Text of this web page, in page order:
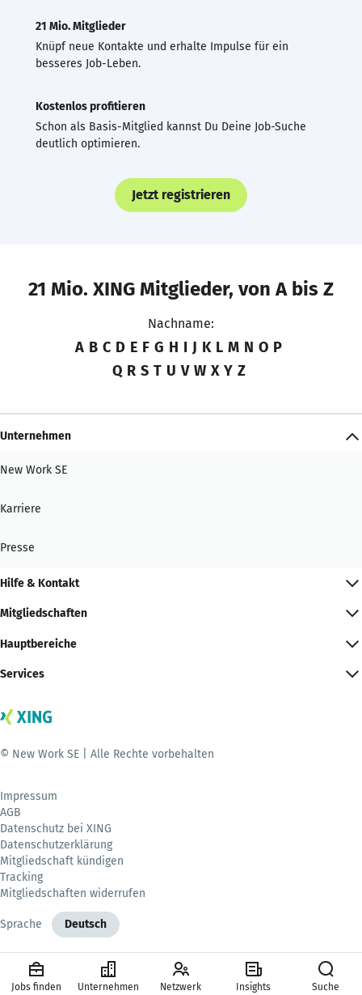
21 Mio. Mitglieder
Knüpf neue Kontakte und erhalte Impulse für ein
besseres Job-Leben.
Kostenlos profitieren
Schon als Basis-Mitglied kannst Du Deine Job-Suche
deutlich optimieren.
Jetzt registrieren
21 Mio. XING Mitglieder, von A bis Z
Nachname:
A B C D E F G H I J K L M N O P
Q R S T U V W X Y Z
Unternehmen
New Work SE
Karriere
Presse
Hilfe & Kontakt
Mitgliedschaften
Hauptbereiche
Services
© New Work SE | Alle Rechte vorbehalten
Impressum
AGB
Datenschutz bei XING
Datenschutzerklärung
Mitgliedschaft kündigen
Tracking
Mitgliedschaften widerrufen
Sprache Deutsch
Jobs finden Unternehmen Netzwerk Insights Suche